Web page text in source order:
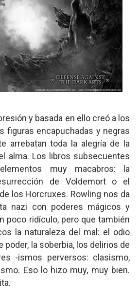
y basada en ello creó a los
figuras encapuchadas y negras
arrebatan toda la alegría de la
alma. Los libros subsecuentes
muy macabros: la
de Voldemort o el
los Horcruxes. Rowling nos da
nazi con poderes mágicos y
poco ridículo, pero que también
la naturaleza del mal: el odio
poder, la soberbia, los delirios de
-ismos perversos: clasismo,
Eso lo hizo muy, muy bien.